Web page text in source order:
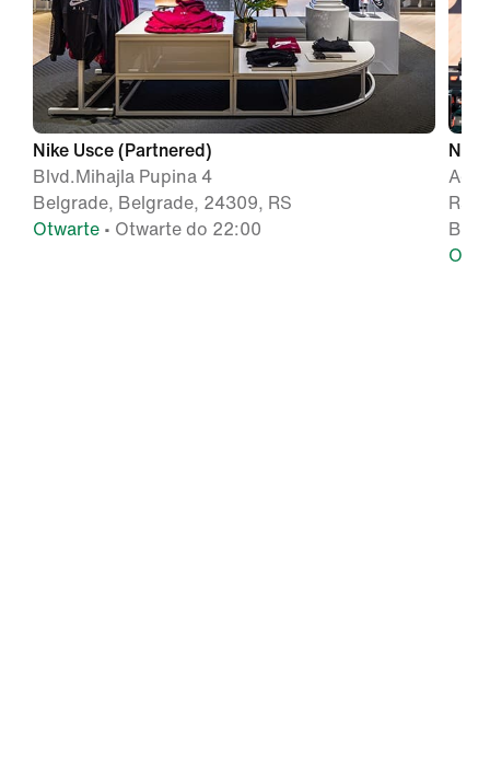
Nike Usce (Partnered)
Blvd.Mihajla Pupina 4
Belgrade, Belgrade, 24309, RS
Otwarte • Otwarte do 22:00
Ada